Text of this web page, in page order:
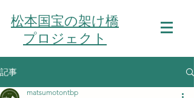
松本国宝の架け橋
プロジェクト
記事
matsumotontbp